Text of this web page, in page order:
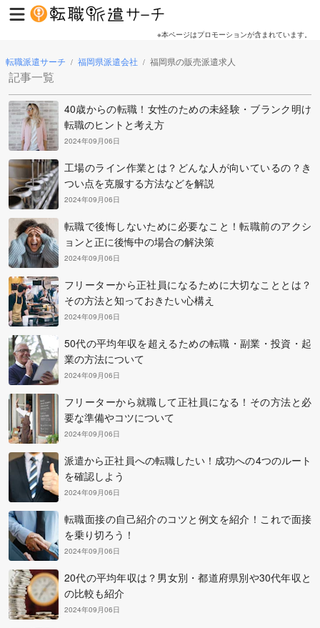
※本ページはプロモーションが含まれています。
転職派遣サーチ / 福岡県派遣会社 / 福岡県の販売派遣求人
記事一覧
40歳からの転職！女性のための未経験・ブランク明け
転職のヒントと考え方
2024年09月06日
工場のライン作業とは？どんな人が向いているの？き
つい点を克服する方法などを解説
2024年09月06日
転職で後悔しないために必要なこと！転職前のアクシ
ョンと正に後悔中の場合の解決策
2024年09月06日
フリーターから正社員になるために大切なこととは？
その方法と知っておきたい心構え
2024年09月06日
50代の平均年収を超えるための転職・副業・投資・起
業の方法について
2024年09月06日
フリーターから就職して正社員になる！その方法と必
要な準備やコツについて
2024年09月06日
派遣から正社員への転職したい！成功への4つのルート
を確認しよう
2024年09月06日
転職面接の自己紹介のコツと例文を紹介！これで面接
を乗り切ろう！
2024年09月06日
20代の平均年収は？男女別・都道府県別や30代年収と
の比較も紹介
2024年09月06日